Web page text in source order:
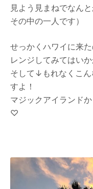
見よう見まねでなん
その中の一人です）
せっかくハワイに来
レンジしてみてはい
そして↓もれなくこん
すよ！
マジックアイランド
♡